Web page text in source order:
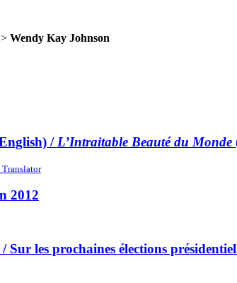
Wendy Kay Johnson
/ L’Intraitable Beauté du Monde
2012
les prochaines élections